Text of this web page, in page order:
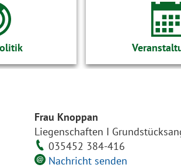
Frau Knoppan
Liegenschaften I
035452 384-416
Nachricht senden